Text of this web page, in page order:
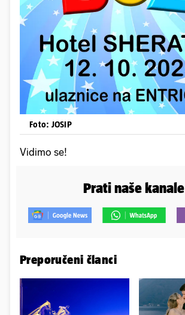
Foto: JOSIP
Vidimo se!
Prati naše kanale
Preporučeni članci